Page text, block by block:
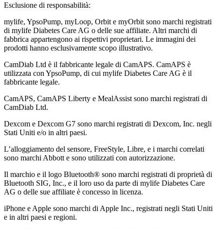
Esclusione di responsabilità:
mylife, YpsoPump, myLoop, Orbit e myOrbit sono marchi registrati
di mylife Diabetes Care AG o delle sue affiliate. Altri marchi di
fabbrica appartengono ai rispettivi proprietari. Le immagini dei
prodotti hanno esclusivamente scopo illustrativo.
CamDiab Ltd è il fabbricante legale di CamAPS. CamAPS è
utilizzata con YpsoPump, di cui mylife Diabetes Care AG è il
fabbricante legale.
CamAPS, CamAPS Liberty e MealAssist sono marchi registrati di
CamDiab Ltd.
Dexcom e Dexcom G7 sono marchi registrati di Dexcom, Inc. negli
Stati Uniti e/o in altri paesi.
L’alloggiamento del sensore, FreeStyle, Libre, e i marchi correlati
sono marchi Abbott e sono utilizzati con autorizzazione.
Il marchio e il logo Bluetooth® sono marchi registrati di proprietà di
Bluetooth SIG, Inc., e il loro uso da parte di mylife Diabetes Care
AG o delle sue affiliate è concesso in licenza.
iPhone e Apple sono marchi di Apple Inc., registrati negli Stati Uniti
e in altri paesi e regioni.